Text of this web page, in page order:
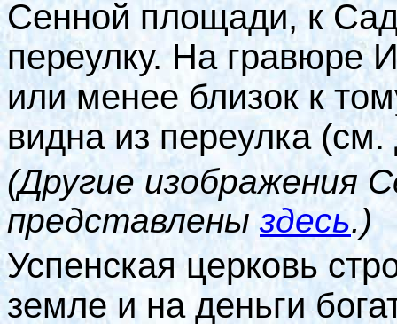
Сенной площади, к
переулку. На гравюре
или менее близок к
видна из переулка
(Другие изображения
представленыздесь.)
Успенская церковь
земле и на деньги